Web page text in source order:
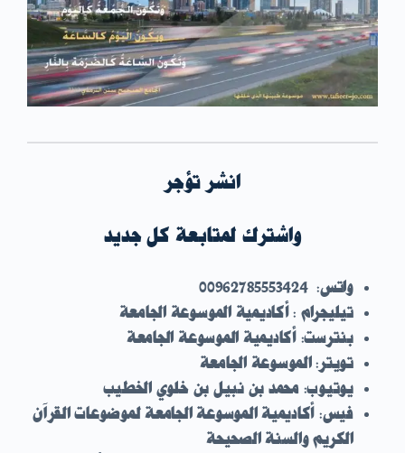
انشر تؤجر
واشترك لمتابعة كل جديد
واتس: 00962785553424
تيليجرام : أكاديمية الموسوعة الجامعة
بنترست: أكاديمية الموسوعة الجامعة
تويتر: الموسوعة الجامعة
يوتيوب: محمد بن نبيل بن خلوي الخطيب
فيس: أكاديمية الموسوعة الجامعة لموضوعات القرآن
الكريم والسنة الصحيحة